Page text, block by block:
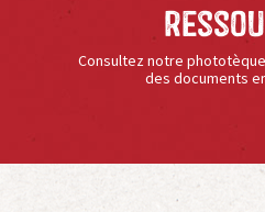
Consultez notre
des documents